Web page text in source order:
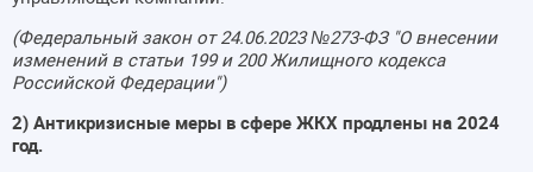
(Федеральный закон от 24.06.2023 №273-ФЗ "О внесении
изменений в статьи 199 и 200 Жилищного кодекса
Российской Федерации")
2) Антикризисные меры в сфере ЖКХ продлены на 2024
год.